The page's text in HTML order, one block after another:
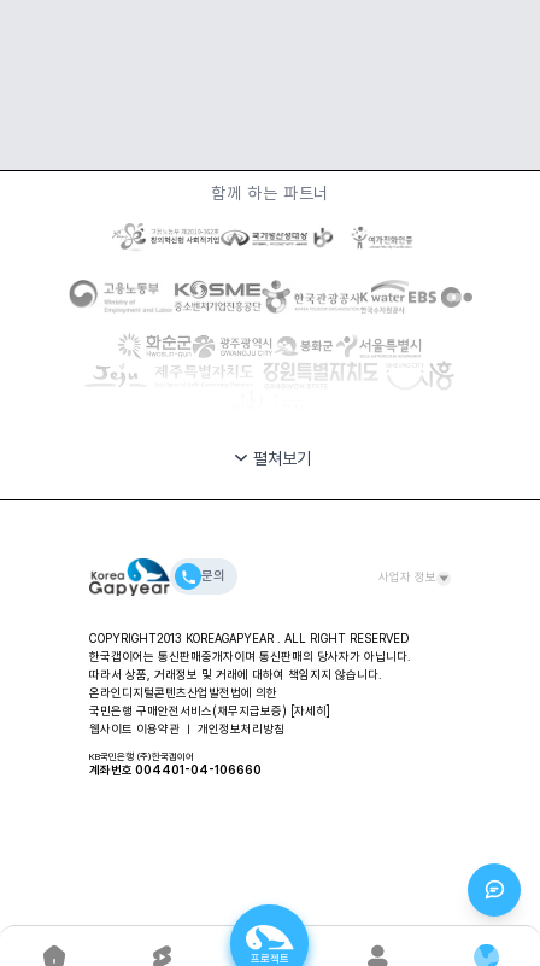
"누군가가 만들어 놓은 길을 걷는 대신, 당신이 걷는 그 길이 곧
지금 무료로 시작하기
함께 하는 파트너
펼쳐보기
문의 사업자 정보
대표자: 안시준 ㅣ (주)한국갭이어 사업장 / 교육 및 컨설팅
주소: 서울특별시 용산구 한강대로 80길 11-49, 2층 한국갭이
어
대표번호: 02-318-2553 ㅣ FAX: 02-3280-2553 ㅣ
Email: help@koreagapyear.com
사업자등록번호: 201-86-27270 ㅣ
통신판매업: 2012-서울중구-1307 ㅣ 개인정보책임자: 안시준
COPYRIGHT2013 KOREAGAPYEAR . ALL RIGHT RESERVED
한국갭이어는 통신판매중개자이며 통신판매의 당사자가 아닙니다.
따라서 상품, 거래정보 및 거래에 대하여 책임지지 않습니다.
온라인디지털콘텐츠산업발전법에 의한
국민은행 구매안전서비스(채무지급보증) [자세히]
웹사이트 이용약관 ㅣ 개인정보처리방침
KB국민은행 (주)한국갭이어
계좌번호 004401-04-106660
프로젝트